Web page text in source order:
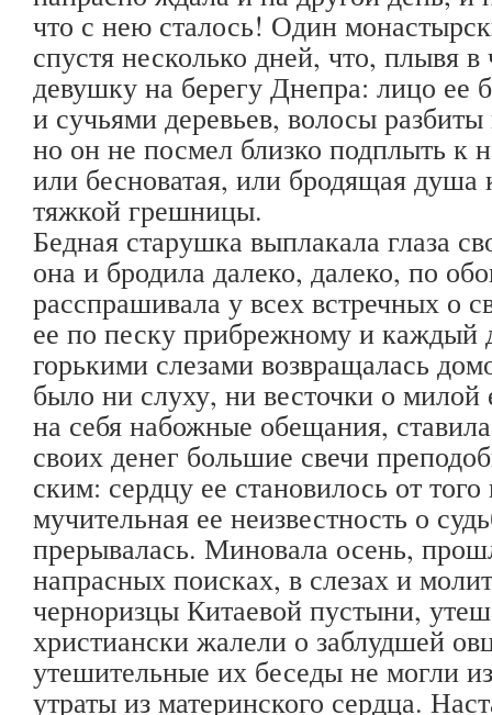
что с нею сталось! Один
спустя несколько дней, что, плывя
девушку на берегу Днепра: лицо ее
и сучьями деревьев, волосы
но он не посмел близко подплыть к
или бесноватая, или бродящая
тяжкой грешницы.
Бедная старушка выплакала глаза
она и бродила далеко, далеко, по
расспрашивала у всех встречных о
ее по песку прибрежному и каждый
горькими слезами возвращалась
было ни слуху, ни весточки о
на себя набожные обещания,
своих денег большие свечи
ским: сердцу ее становилось от
мучительная ее неизвестность о
прерывалась. Миновала осень,
напрасных поисках, в слезах и
черноризцы Китаевой пустыни,
христиански жалели о заблудшей
утешительные их беседы не могли
утраты из материнского сердца.